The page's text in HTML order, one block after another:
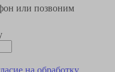
или позвоним